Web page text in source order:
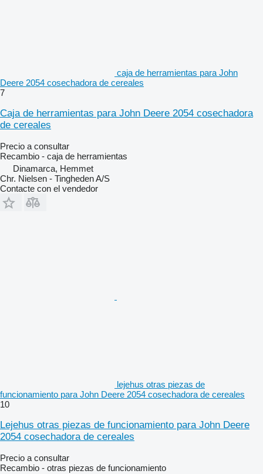
caja de herramientas para John
Deere 2054 cosechadora de cereales
7
Caja de herramientas para John Deere 2054 cosechadora
de cereales
Precio a consultar
Recambio - caja de herramientas
Dinamarca, Hemmet
Chr. Nielsen - Tingheden A/S
Contacte con el vendedor
lejehus otras piezas de
funcionamiento para John Deere 2054 cosechadora de cereales
10
Lejehus otras piezas de funcionamiento para John Deere
2054 cosechadora de cereales
Precio a consultar
Recambio - otras piezas de funcionamiento